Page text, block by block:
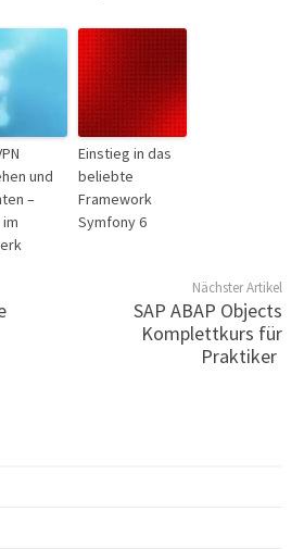
und
–
Einstieg in das
beliebte
Framework
Symfony 6
Nächster Artikel
SAP ABAP Objects
Komplettkurs für
Praktiker